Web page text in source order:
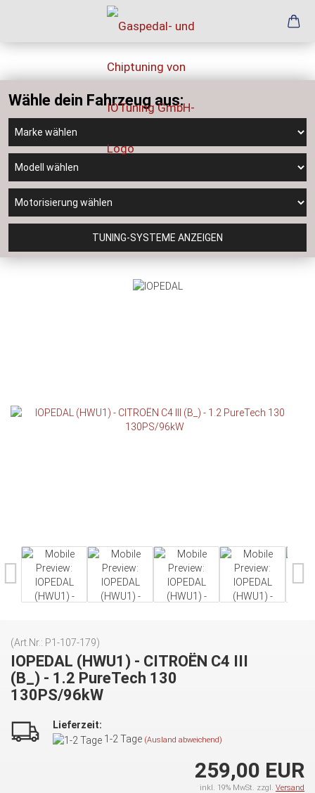
Wähle dein Fahrzeug aus:
TUNING-SYSTEME ANZEIGEN
(Art.Nr.: P1-107-179)
IOPEDAL (HWU1) - CITROËN C4 III
(B_) - 1.2 PureTech 130
130PS/96kW
Lieferzeit:
1-2 Tage (Ausland abweichend)
259,00 EUR
inkl. 19% MwSt. zzgl. Versand